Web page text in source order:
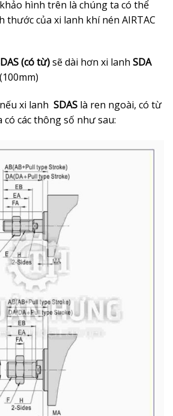
hình trên là chúng ta có thể
thước của xi lanh khí nén AIRTAC
(có từ)sẽ dài hơn xi lanh SDA
xi lanh SDAS là ren ngoài, có từ
các thông số như sau: